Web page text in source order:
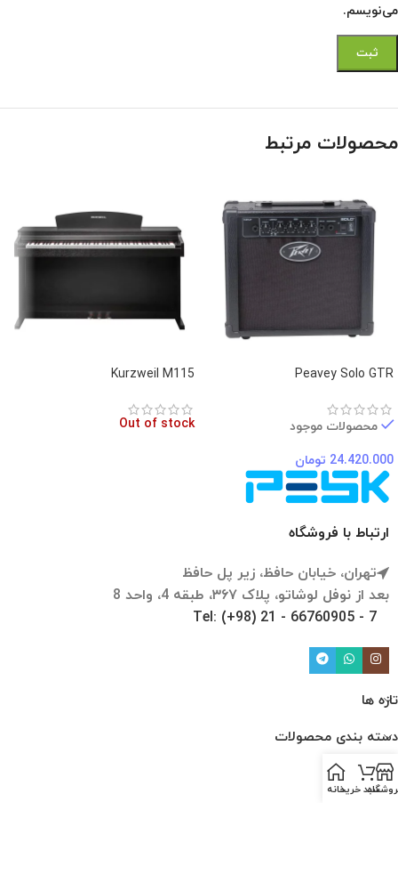
می‌نویسم.
محصولات مرتبط
Peavey Solo GTR
محصولات موجود
24.420.000 تومان
Kurzweil M115
Out of stock
ارتباط با فروشگاه
تهران، خیابان حافظ، زیر پل حافظ
بعد از نوفل لوشاتو، پلاک ۳۶۷، طبقه 4، واحد 8
Tel: (+98) 21 - 66760905 - 7
تازه ها
دسته بندی محصولات
لینک ها
سبد خریدخانه